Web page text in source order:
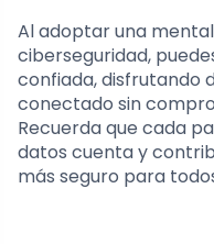
Al adoptar una
ciberseguridad,
confiada, disfrutando
conectado sin
Recuerda que cada
datos cuenta y
más seguro para